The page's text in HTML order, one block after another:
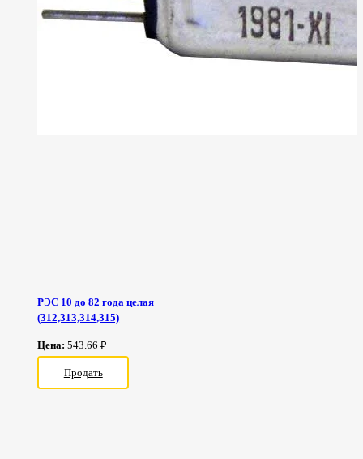
РЭС 10 до 82 года целая
(312,313,314,315)
Цена:543.66 ₽
Продать